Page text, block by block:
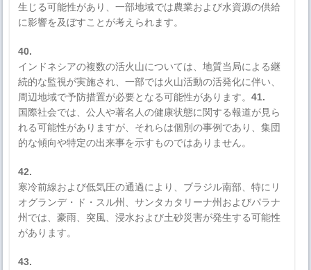
生じる可能性があり、一部地域では農業および水資源の供給
に影響を及ぼすことが考えられます。
40.
インドネシアの複数の活火山については、地質当局による継
続的な監視が実施され、一部では火山活動の活発化に伴い、
周辺地域で予防措置が必要となる可能性があります。41.
国際社会では、公人や著名人の健康状態に関する報道が見ら
れる可能性がありますが、それらは個別の事例であり、集団
的な傾向や特定の出来事を示すものではありません。
42.
寒冷前線および低気圧の通過により、ブラジル南部、特にリ
オグランデ・ド・スル州、サンタカタリーナ州およびパラナ
州では、豪雨、突風、浸水および土砂災害が発生する可能性
があります。
43.